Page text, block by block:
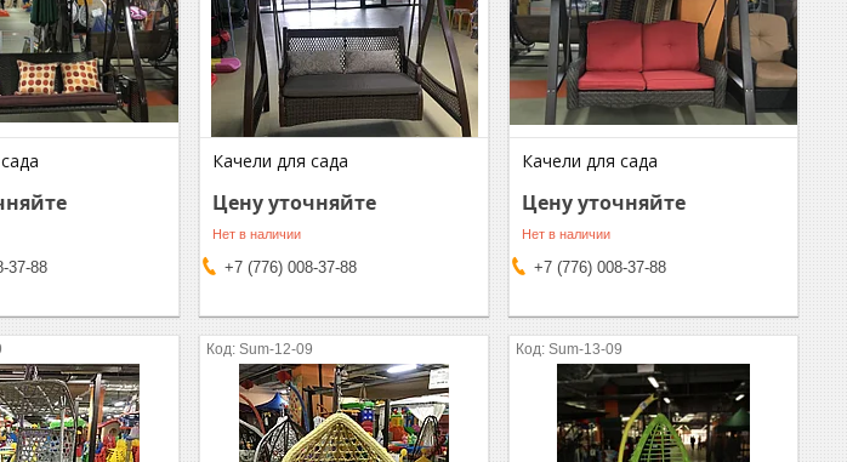
37-88
Качели для сада
Цену уточняйте
Нет в наличии
+7 (776) 008-37-88
Качели для сада
Цену уточняйте
Нет в наличии
+7 (776) 008-37-88
Sum-12-09 Sum-13-09